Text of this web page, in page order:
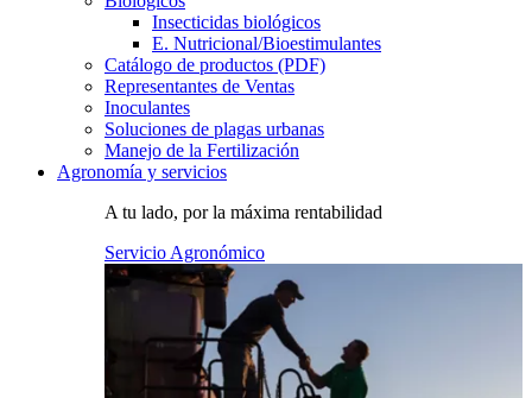
Insecticidas biológicos
E. Nutricional/Bioestimulantes
Catálogo de productos (PDF)
Representantes de Ventas
Inoculantes
Soluciones de plagas urbanas
Manejo de la Fertilización
Agronomía y servicios
A tu lado, por la máxima rentabilidad
Servicio Agronómico